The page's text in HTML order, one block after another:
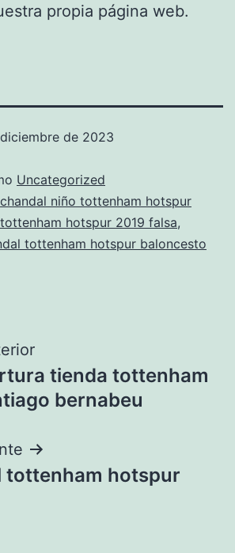
propia página web.
de 2023
Uncategorized
chandal niño tottenham hotspur
hotspur 2019 falsa,
tottenham hotspur baloncesto
tienda tottenham
bernabeu
tottenham hotspur